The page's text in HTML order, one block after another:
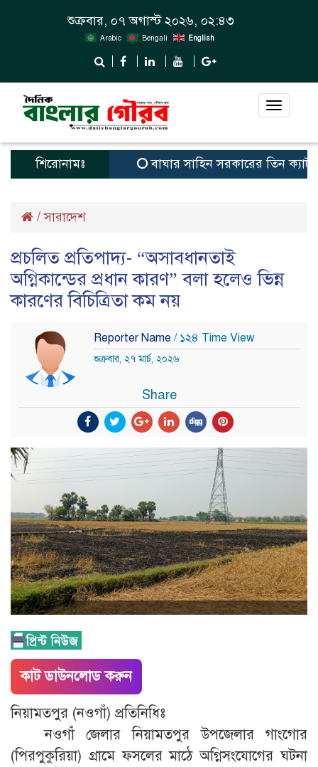
শুক্রবার, ০৭ অগাস্ট ২০২৬, ০২:৪৩
Arabic Bengali English
Toggle
শিরোনামঃ বাঘার সাহিন সরকারের তিন
/সারাদেশ
প্রচলিত প্রতিপাদ্য- “অসাবধানতাই
অগ্নিকান্ডের প্রধান কারণ” বলা হলেও ভিন্ন
কারণের বিচিত্রিতা কম নয়
Reporter Name / ১২৪ Time View
শুক্রবার, ২৭ মার্চ, ২০২৬
Share
কাট ডাউনলোড করুন
নিয়ামতপুর (নওগাঁ) প্রতিনিধিঃ
নওগাঁ জেলার নিয়ামতপুর উপজেলার গাংগোর
(পিরপুকুরিয়া) গ্রামে ফসলের মাঠে অগ্নিসংযোগের ঘটনা